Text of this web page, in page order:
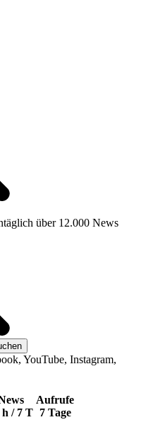
über 12.000 News
YouTube, Instagram,
h / 7 T
Aufrufe
7 Tage